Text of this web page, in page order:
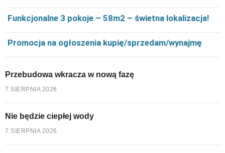
Funkcjonalne 3 pokoje – 58m2 – świetna lokalizacja!
Promocja na ogłoszenia kupię/sprzedam/wynajmę
Przebudowa wkracza w nową fazę
7 SIERPNIA 2026
Nie będzie ciepłej wody
7 SIERPNIA 2026